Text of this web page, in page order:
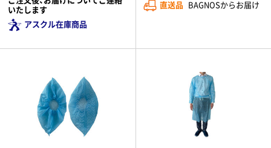
いたします
アスクル在庫商品
直送品 BAGNOSからお届け